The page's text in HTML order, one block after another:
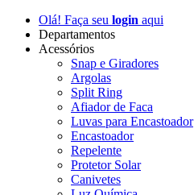
Olá! Faça seu login aqui
Departamentos
Acessórios
Snap e Giradores
Argolas
Split Ring
Afiador de Faca
Luvas para Encastoador
Encastoador
Repelente
Protetor Solar
Canivetes